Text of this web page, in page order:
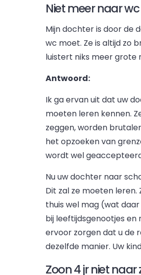
Niet meer naar
Mijn dochter is door de
wc moet. Ze is altijd zo
luistert niks meer grote
Antwoord:
Ik ga ervan uit dat uw
moeten leren kennen.
zeggen, worden
het opzoeken van
wordt wel
Nu uw dochter naar
Dit zal ze moeten
thuis wel mag (wat
bij leeftijdsgenootjes en
ervoor zorgen dat u de
dezelfde manier. Uw
Zoon 4 jr niet